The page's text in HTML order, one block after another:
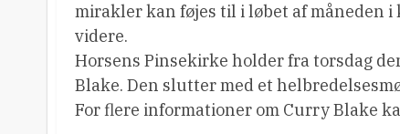
mirakler kan føjes til i løbet af måneden
videre.
Horsens Pinsekirke holder fra torsdag
Blake. Den slutter med et
For flere informationer om Curry Blake